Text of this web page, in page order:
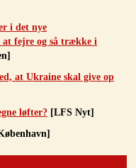
i det nye
fejre og så trække i
at Ukraine skal give op
løfter? [LFS Nyt]